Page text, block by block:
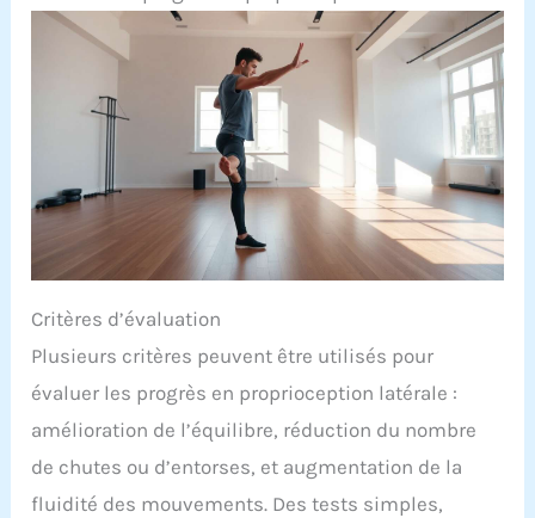
Critères d’évaluation
Plusieurs critères peuvent être utilisés pour
évaluer les progrès en proprioception latérale :
amélioration de l’équilibre, réduction du nombre
de chutes ou d’entorses, et augmentation de la
fluidité des mouvements. Des tests simples,